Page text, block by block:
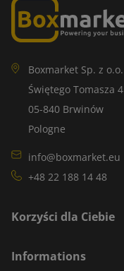
Boxmarket Sp. z o.o.
Świętego Tomasza 4
05-840 Brwinów
Pologne
info@boxmarket.eu
+48 22 188 14 48
Korzyści dla Ciebie
Informations